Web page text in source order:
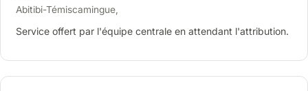
Abitibi-Témiscamingue,
Service offert par l'équipe centrale en attendant l'attribution.